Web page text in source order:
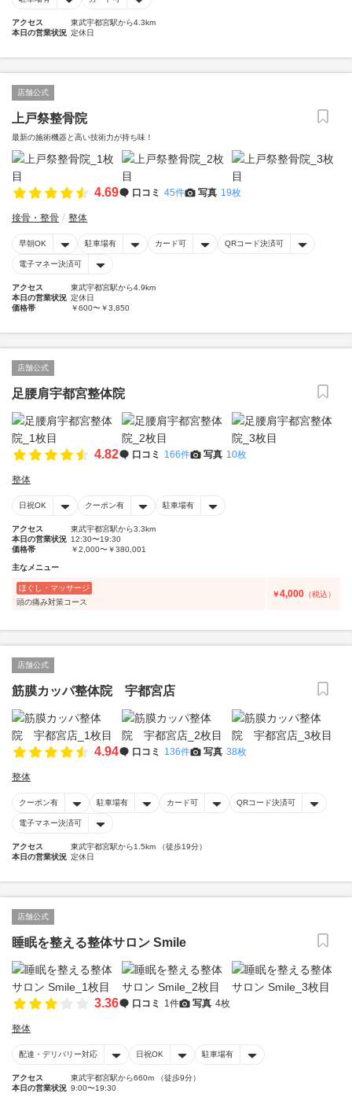
アクセス
東武宇都宮駅から4.3km
本日の営業状況 定休日
店舗公式
上戸祭整骨院
最新の施術機器と高い技術力が持ち味！
4.69 口コミ 45件 写真 19枚
接骨・整骨 整体
早朝OK 駐車場有 カード可 QRコード決済可
電子マネー決済可
アクセス
東武宇都宮駅から4.9km
本日の営業状況 定休日
価格帯
￥600〜￥3,850
店舗公式
足腰肩宇都宮整体院
4.82 口コミ 166件 写真 10枚
整体
日祝OK クーポン有 駐車場有
アクセス
東武宇都宮駅から3.3km
本日の営業状況 12:30〜19:30
価格帯
￥2,000〜￥380,001
主なメニュー
ほぐし・マッサージ
頭の痛み対策コース
￥4,000 （税込）
店舗公式
筋膜カッパ整体院 宇都宮店
4.94 口コミ 136件 写真 38枚
整体
クーポン有 駐車場有 カード可 QRコード決済可
電子マネー決済可
アクセス
東武宇都宮駅から1.5km （徒歩19分）
本日の営業状況 定休日
店舗公式
睡眠を整える整体サロン Smile
3.36 口コミ 1件 写真 4枚
整体
配達・デリバリー対応 日祝OK 駐車場有
アクセス
東武宇都宮駅から660m （徒歩9分）
本日の営業状況 9:00〜19:30